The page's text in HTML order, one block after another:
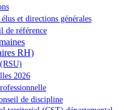
et directions générales
de référence
RH)
2026
de discipline